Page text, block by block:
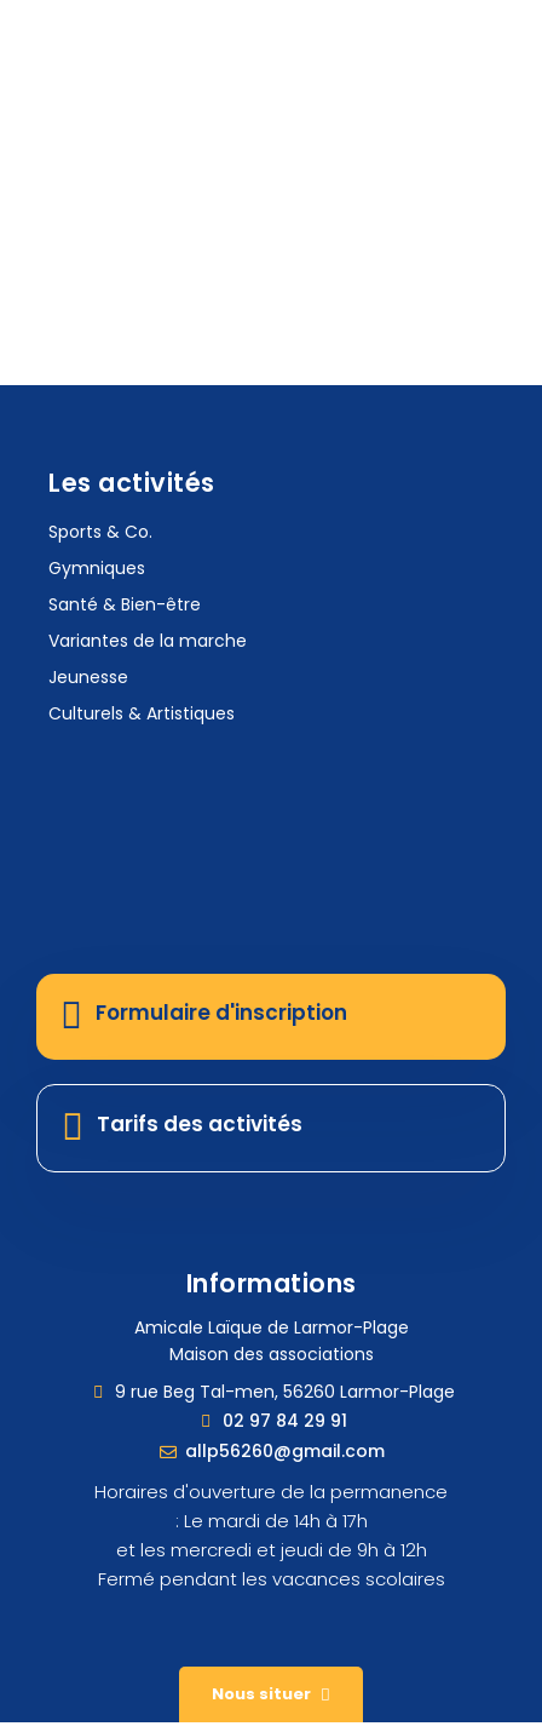
Les activités
Sports & Co.
Gymniques
Santé & Bien-être
Variantes de la marche
Jeunesse
Culturels & Artistiques
Formulaire d'inscription
Tarifs des activités
Informations
Amicale Laïque de Larmor-Plage
Maison des associations
9 rue Beg Tal-men, 56260 Larmor-Plage
02 97 84 29 91
allp56260@gmail.com
Horaires d'ouverture de la permanence
: Le mardi de 14h à 17h
et les mercredi et jeudi de 9h à 12h
Fermé pendant les vacances scolaires
Nous situer